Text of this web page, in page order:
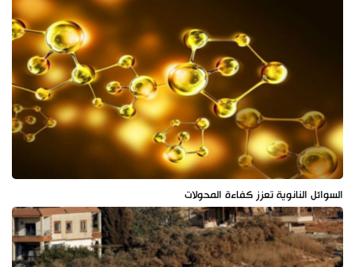
السوائل النانوية تعزز كفاءة المحولات